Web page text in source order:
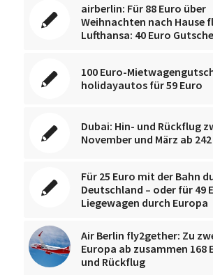
airberlin: Für 88 Euro über
Weihnachten nach Hause
Lufthansa: 40 Euro
100 Euro-
holidayautos für 59 Euro
Dubai: Hin- und Rückflug
November und März ab
Für 25 Euro mit der Bahn
Deutschland – oder für 49
Liegewagen durch Europa
Air Berlin fly2gether: Zu
Europa ab zusammen 168
und Rückflug